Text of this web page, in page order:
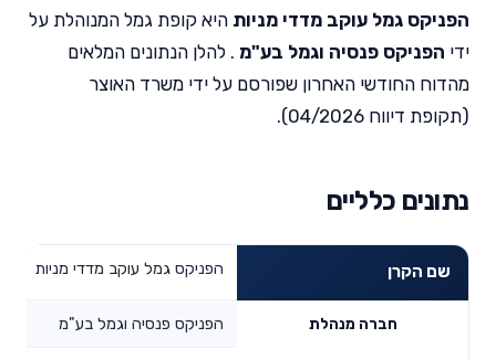
הפניקס גמל עוקב מדדי מניות היא קופת גמל המנוהלת על
ידי הפניקס פנסיה וגמל בע"מ . להלן הנתונים המלאים
מהדוח החודשי האחרון שפורסם על ידי משרד האוצר
(תקופת דיווח 04/2026).
נתונים כלליים
שם הקרן הפניקס גמל עוקב מדדי מניות
חברה מנהלת הפניקס פנסיה וגמל בע"מ